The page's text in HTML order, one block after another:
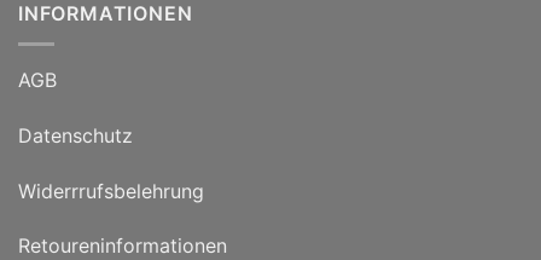
INFORMATIONEN
AGB
Datenschutz
Widerrrufsbelehrung
Retoureninformationen